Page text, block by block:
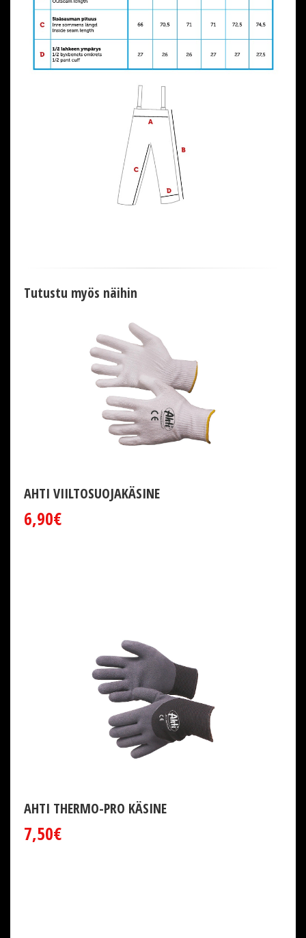
Tutustu myös näihin
AHTI VIILTOSUOJAKÄSINE
6,90€
AHTI THERMO-PRO KÄSINE
7,50€